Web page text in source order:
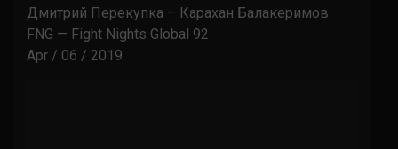
Дмитрий Перекупка – Карахан Балакеримов
FNG — Fight Nights Global 92
Apr / 06 / 2019